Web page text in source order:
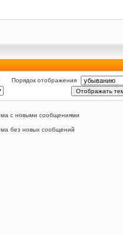
Порядок отображения
с новыми сообщениями
без новых сообщений